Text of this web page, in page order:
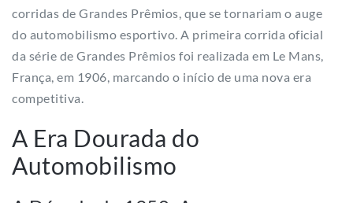
corridas de Grandes Prêmios, que se tornariam o auge
do automobilismo esportivo. A primeira corrida oficial
da série de Grandes Prêmios foi realizada em Le Mans,
França, em 1906, marcando o início de uma nova era
competitiva.
A Era Dourada do
Automobilismo